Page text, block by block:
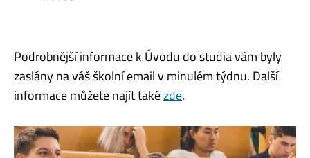
Podrobnější informace k Úvodu do studia vám byly
zaslány na váš školní email v minulém týdnu. Další
informace můžete najít takézde.